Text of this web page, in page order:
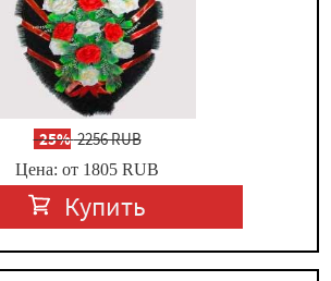
-25%2256 RUB
Цена: от 1805 RUB
Купить